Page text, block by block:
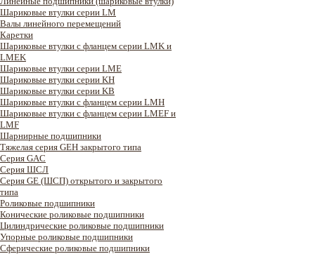
Шариковые втулки серии LM
Валы линейного перемещений
Каретки
Шариковые втулки с фланцем серии LMK и
LMEK
Шариковые втулки серии LME
Шариковые втулки серии KH
Шариковые втулки серии KB
Шариковые втулки с фланцем серии LMH
Шариковые втулки с фланцем серии LMEF и
LMF
Шарнирные подшипники
Тяжелая серия GEH закрытого типа
Серия GAC
Cерия ШСЛ
Серия GE (ШСП) открытого и закрытого
типа
Роликовые подшипники
Конические роликовые подшипники
Цилиндрические роликовые подшипники
Упорные роликовые подшипники
Сферические роликовые подшипники